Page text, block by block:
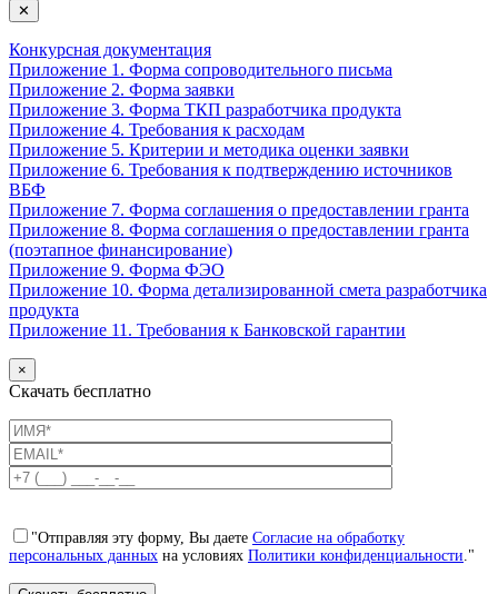
✕
Конкурсная документация
Приложение 1. Форма сопроводительного письма
Приложение 2. Форма заявки
Приложение 3. Форма ТКП разработчика продукта
Приложение 4. Требования к расходам
Приложение 5. Критерии и методика оценки заявки
Приложение 6. Требования к подтверждению источников
ВБФ
Приложение 7. Форма соглашения о предоставлении гранта
Приложение 8. Форма соглашения о предоставлении гранта
(поэтапное финансирование)
Приложение 9. Форма ФЭО
Приложение 10. Форма детализированной смета разработчика
продукта
Приложение 11. Требования к Банковской гарантии
×
Скачать бесплатно
"Отправляя эту форму, Вы даете Согласие на обработку
персональных данных на условиях Политики конфиденциальности ."